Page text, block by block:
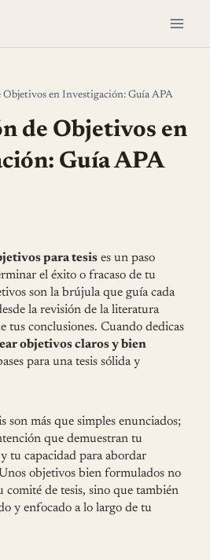
Objetivos en Investigación: Guía APA
de Objetivos en
Guía APA
para tesis es un paso
el éxito o fracaso de tu
son la brújula que guía cada
la revisión de la literatura
tus conclusiones. Cuando dedicas
objetivos claros y bien
para una tesis sólida y
son más que simples enunciados;
que demuestran tu
tu capacidad para abordar
objetivos bien formulados no
comité de tesis, sino que también
y enfocado a lo largo de tu